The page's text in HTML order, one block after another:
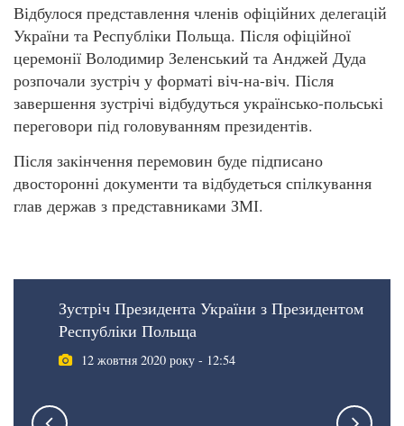
Відбулося представлення членів офіційних делегацій
України та Республіки Польща. Після офіційної
церемонії Володимир Зеленський та Анджей Дуда
розпочали зустріч у форматі віч-на-віч. Після
завершення зустрічі відбудуться українсько-польські
переговори під головуванням президентів.
Після закінчення перемовин буде підписано
двосторонні документи та відбудеться спілкування
глав держав з представниками ЗМІ.
Зустріч Президента України з Президентом
Республіки Польща
12 жовтня 2020 року - 12:54